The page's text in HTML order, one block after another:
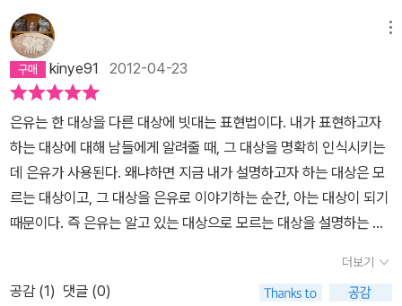
는 이제 에이즈가 대체하고 있기 때문일 것이다. 에이즈에 대한 좋지
못한 은유는 그것을 능가할 만한 질병이 발견되지 않는 한 쉽사리 극
복되기 어려울지도 모른다. 그러므로 모든 '질병'을 '질병' 그 자체로
음을 제대로 마주할 방법이기에.
는 풍습이 있었다. 질병으로 통해서 신이 인간의 잘못을 꾸짖는 것이
라 생각했기 때문이다. 아주 일리가 없는 이야기는 아니다. 나는 32년
동안 질병 상태나 고통이 없는 상태가 거의 없었다. 몸의 고통과 마음
의 고통을 합친다면 아마 모든 시간을 고통 속에서 살았던 것 같다. 내
가 아무렇지도 않을 때, 어떤 아픔이나 고통이 없는 상태를 매우 이상
해하면서도 다른 사람에 비해 무척 행복해해하고 괜히 고마워했던 기
억이 많이 나아 있다. 오장육부가 다 안 좋고, 왼쪽 팔은 오십견 걸린
것처럼 아프고 치아는 씹는 것을 두려워한다. 눈은 예전부터 안 좋아
안경을 썼다. 왼쪽 다리는 수술 때문에 걸음걸이에서 묘한 불균형을
만들어낸다. 오장육부 신체기관 마디마디 중에서 괜찮은 것은 하나도
없는 것 같다. 부모에게 받은 건강복도 없을 뿐더러 신생아 때 죽음의
문턱을 넘어오면서 너무 많은 피를 흘렸다. 질병 마디마디, 고통 순간
는지를 상세하게 살펴보고 있다. 그리고 그 혐오의 시선을 누군가에
게 뒤집어씌우고 있는지도 생각해보게 된다. 결핵과 암이 갖고 있는
일반적인 (잘못된) 인식과 오해 그리고 문학적 학문적 은유-착각에
대해서 다양한 문헌과 소설, 학문적 논의들을 예로 들며 정확한 이해
없이 은유와 해석(만)을 앞세웠을 때의 문제점을 알아보며 “우리가
은유 없이 살아갈 수 없다는 사실을 자신도 잘 알고 있지만, 우리가 사
용하거나 끌어 들어오는 은유에는 반드시 신중을 기해야만 한다”는
저자의 주장을 항상 잊지 않도록 충분한 설명해주고 있고 본질을 알
지 못하고 허상만을 알지 않도록 어떻게 해야 할 것인지 고민하도록
각이고 틀렸다고 생각되지 않는다. 그리고 나 또한 그런 은유에 빠져
들어 여러 질병들을 오해하고 잘못 이해하고 있었다는 사실에 대해서
다 사라질 거라는 거죠. 저는 그 얘기도 하고 싶었어요. 사회를 얘기하
지만 사실 그 사회를 구성하는 건 개인이잖아요. 죽음 얘기가 자꾸 나
오는 것도 개인이 자기 삶의 태도를 자신이 결정하지 못했기 때문에
사회라는 이름의 모호한 대상을 끌어들인다는 생각을 하거든요. 내가
나에 대해서, 나의 삶에 대해서 어떤 주체적인 태도를 갖고 있어서 판
단할 수 있으면 그대로 하면 되는데, 그런 기준이 없었을 때, 이제 사
회라는, 혹은 어떤 남자들이 '여자들' '된장녀' 같은 존재하지 않는 익
명의 대상을 끌어들이는 것처럼. 삶에서 개인이 삶의 태도를 결정해
야 한다는 건, 무의미와 싸우는 거죠. 예를 들어 제가 어느 날 갑자기
암에 걸렸는데 '왜 나야'라는 생각을 할 때, 질병을 질병 그 자체로 보
기 어려워지죠. 그 왜라는 물음. 내가 뭘 잘못했기 때문에 병에 걸린
거야, 같은. 자기에 대한 믿음이 있어야 되는데 그게 없을 때 사람은
kinye91 2012-04-23
은유는 한 대상을 다른 대상에 빗대는 표현법이다. 내가 표현하고자
하는 대상에 대해 남들에게 알려줄 때, 그 대상을 명확히 인식시키는
데 은유가 사용된다. 왜냐하면 지금 내가 설명하고자 하는 대상은 모
르는 대상이고, 그 대상을 은유로 이야기하는 순간, 아는 대상이 되기
때문이다. 즉 은유는 알고 있는 대상으로 모르는 대상을 설명하는 방
고자 하는 대상이 새로운 것이라는 의미가 된다. 새로운 것이 아니라
면, 새로운 의미를 부여한다고 해도 무방하리라. 은유로서의 질병도
더보기
공감 (1) 댓글 (0)